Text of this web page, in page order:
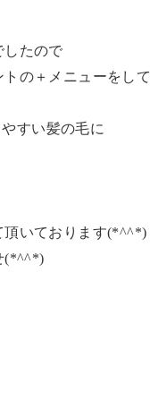
したので
の＋メニューをし
すい髪の毛に
頂いております(*^^*)
(*^^*)